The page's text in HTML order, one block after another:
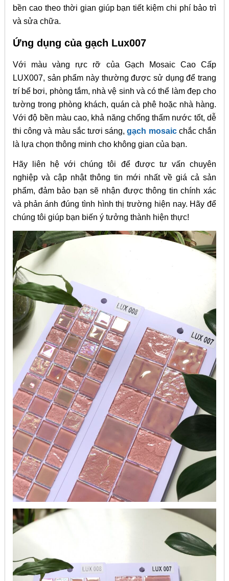
bền cao theo thời gian giúp bạn tiết kiệm chi phí bảo trì
và sửa chữa.
Ứng dụng của gạch Lux007
Với màu vàng rực rỡ của Gạch Mosaic Cao Cấp
LUX007, sản phẩm này thường được sử dụng để trang
trí bể bơi, phòng tắm, nhà vệ sinh và có thể làm đẹp cho
tường trong phòng khách, quán cà phê hoặc nhà hàng.
Với độ bền màu cao, khả năng chống thấm nước tốt, dễ
thi công và màu sắc tươi sáng,gạch mosaicchắc chắn
là lựa chọn thông minh cho không gian của bạn.
Hãy liên hệ với chúng tôi để được tư vấn chuyên
nghiệp và cập nhật thông tin mới nhất về giá cả sản
phẩm, đảm bảo bạn sẽ nhận được thông tin chính xác
và phản ánh đúng tình hình thị trường hiện nay. Hãy để
chúng tôi giúp bạn biến ý tưởng thành hiện thực!